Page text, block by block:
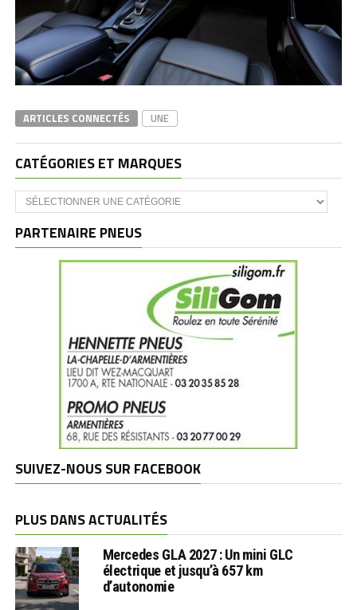
ARTICLES CONNECTÉS UNE
CATÉGORIES ET MARQUES
Catégories
et
PARTENAIRE PNEUS
SUIVEZ-NOUS SUR FACEBOOK
PLUS DANS ACTUALITÉS
Mercedes GLA 2027 : Un mini GLC
électrique et jusqu’à 657 km
d’autonomie